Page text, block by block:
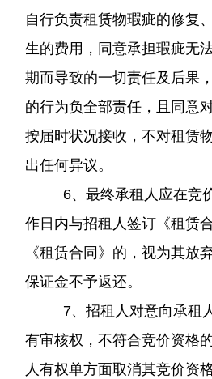
自行负责租赁物瑕疵的修复
生的费用，同意承担瑕疵无
期而导致的一切责任及后果
的行为负全部责任，且同意
按届时状况接收，不对租赁
出任何异议。
6、最终承租人应在竞
作日内与招租人签订《租赁
《租赁合同》的，视为其放
保证金不予返还。
7、招租人对意向承租
有审核权，不符合竞价资格
人有权单方面取消其竞价资